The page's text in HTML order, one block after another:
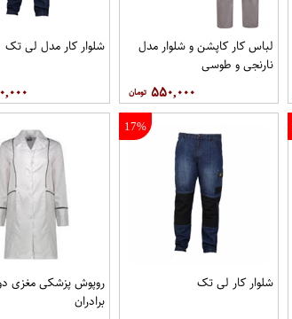
لباس کار کاپشن و شلوار مدل
نارنجی و طوسی
۵۵۰,۰۰۰
شلوار کار مدل لی تک
17%
شلوار کار لی تک
روپوش پزشکی مغزی
برادران